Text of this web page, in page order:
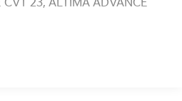
CVT 23, ALTIMA ADVANCE